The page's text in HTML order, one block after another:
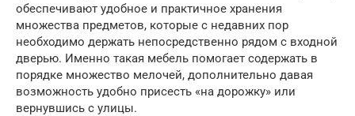
обеспечивают удобное и практичное хранения
множества предметов, которые с недавних пор
необходимо держать непосредственно рядом с входной
дверью. Именно такая мебель помогает содержать в
порядке множество мелочей, дополнительно давая
возможность удобно присесть «на дорожку» или
вернувшись с улицы.